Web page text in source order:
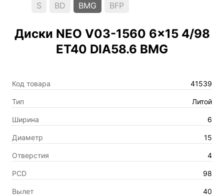
S BD BMG BFP
Диски NEO V03-1560 6×15 4/98
ET40 DIA58.6 BMG
Код товара 41539
Тип Литой
Ширина 6
Диаметр 15
Отверстия 4
PCD 98
Вылет 40